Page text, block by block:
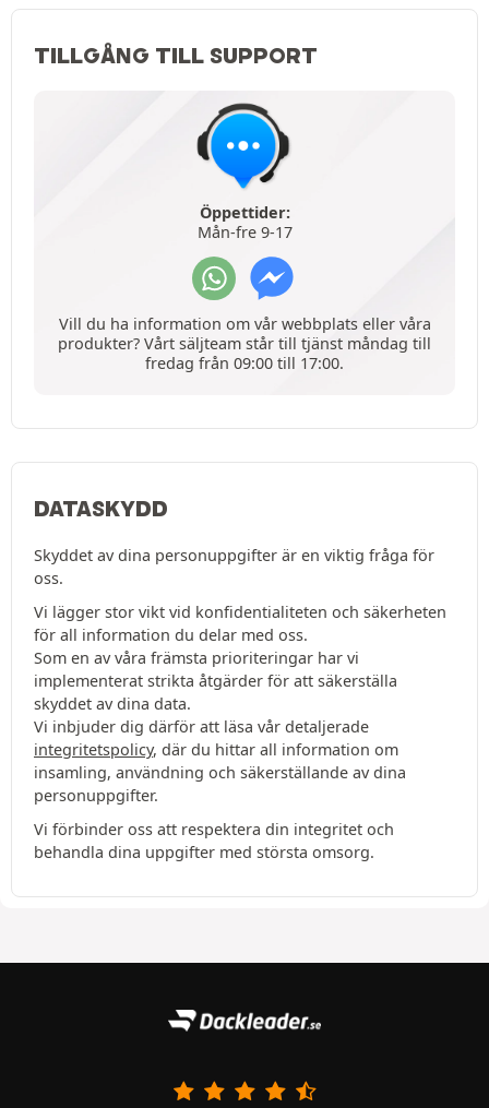
TILLGÅNG TILL SUPPORT
Öppettider:
Mån-fre 9-17
Vill du ha information om vår webbplats eller våra
produkter? Vårt säljteam står till tjänst måndag till
fredag från 09:00 till 17:00.
DATASKYDD
Skyddet av dina personuppgifter är en viktig fråga för
oss.
Vi lägger stor vikt vid konfidentialiteten och säkerheten
för all information du delar med oss.
Som en av våra främsta prioriteringar har vi
implementerat strikta åtgärder för att säkerställa
skyddet av dina data.
Vi inbjuder dig därför att läsa vår detaljerade
integritetspolicy, där du hittar all information om
insamling, användning och säkerställande av dina
personuppgifter.
Vi förbinder oss att respektera din integritet och
behandla dina uppgifter med största omsorg.